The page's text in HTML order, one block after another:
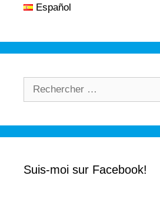
Español
Rechercher :
Suis-moi sur Facebook!